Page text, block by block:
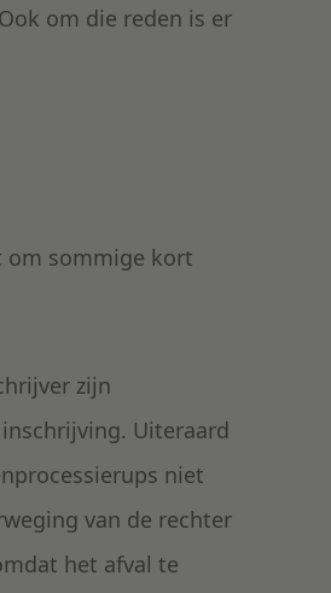
om die reden is er
om sommige kort
zijn
Uiteraard
niet
van de rechter
het afval te